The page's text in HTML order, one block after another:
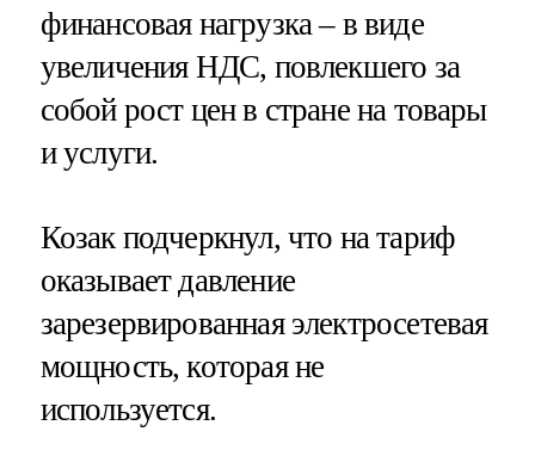
финансовая нагрузка – в виде
увеличения НДС, повлекшего за
собой рост цен в стране на товары
и услуги.
Козак подчеркнул, что на тариф
оказывает давление
зарезервированная электросетевая
мощность, которая не
используется.